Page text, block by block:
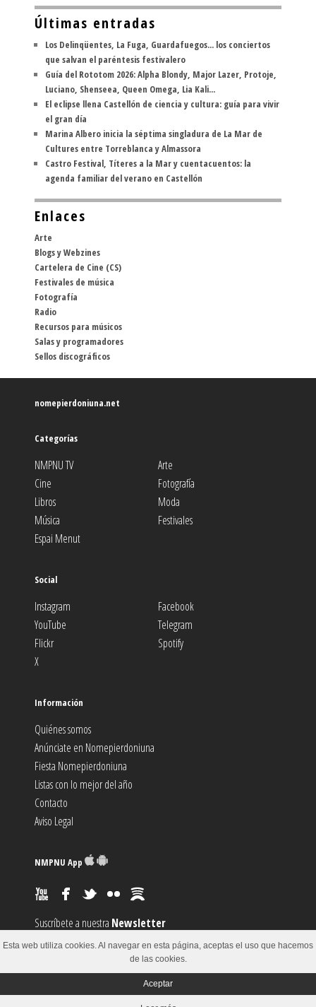
Últimas entradas
Los Delinqüentes, La Fuga, Guardafuegos... los conciertos
que salvan el paréntesis festivalero
Guía del Rototom 2026: Alpha Blondy, Major Lazer, Protoje,
Luciano, Shenseea, Queen Omega, Lia Kali...
El eclipse llena Castellón de ciencia y cultura: guía para vivir
el gran día
Marina Albero inicia la séptima singladura de La Mar de
Cultures entre Torreblanca y Almassora
Castro Festival, Títeres a la Mar y cuentacuentos: la
agenda familiar del verano en Castellón
Enlaces
Arte
Blogs y Webzines
Cartelera de Cine (CS)
Festivales de música
Fotografía
Radio
Recursos para músicos
Salas y programadores
Sellos discográficos
nomepierdoniuna.net
Categorías
NMPNU TV
Arte
Cine
Fotografía
Libros
Moda
Música
Festivales
Espai Menut
Social
Instagram
Facebook
YouTube
Telegram
Flickr
Spotify
X
Información
Quiénes somos
Anúnciate en Nomepierdoniuna
Fiesta Nomepierdoniuna
Listas con lo mejor del año
Contacto
Aviso Legal
NMPNU App
Suscríbete a nuestra Newsletter
Suscríbete al canalRSS
© 2002-2018
Esta web utiliza cookies. Al navegar en esta página, aceptas el uso que hacemos
de las cookies.
Aceptar